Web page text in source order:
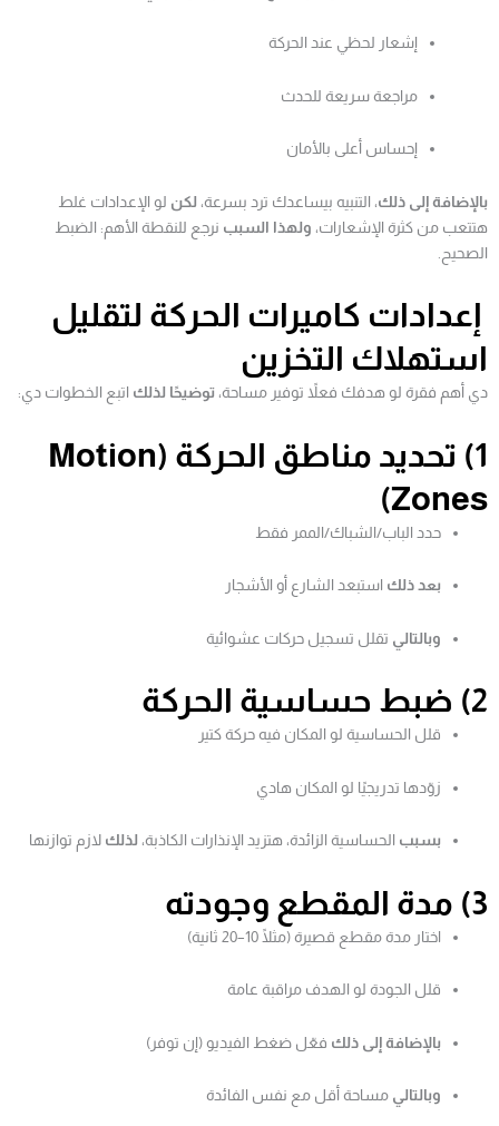
إشعار لحظي عند الحركة
مراجعة سريعة للحدث
إحساس أعلى بالأمان
بالإضافة إلى ذلك، التنبيه بيساعدك ترد بسرعة، لكن لو الإعدادات غلط
هتتعب من كثرة الإشعارات، ولهذا السبب نرجع للنقطة الأهم: الضبط
الصحيح.
إعدادات كاميرات الحركة لتقليل
استهلاك التخزين
دي أهم فقرة لو هدفك فعلاً توفير مساحة، توضيحًا لذلك اتبع الخطوات دي:
1) تحديد مناطق الحركة (Motion
Zones)
حدد الباب/الشباك/الممر فقط
بعد ذلك استبعد الشارع أو الأشجار
وبالتالي تقلل تسجيل حركات عشوائية
2) ضبط حساسية الحركة
قلل الحساسية لو المكان فيه حركة كتير
زوّدها تدريجيًا لو المكان هادي
بسبب الحساسية الزائدة، هتزيد الإنذارات الكاذبة، لذلك لازم توازنها
3) مدة المقطع وجودته
اختار مدة مقطع قصيرة (مثلًا 10–20 ثانية)
قلل الجودة لو الهدف مراقبة عامة
بالإضافة إلى ذلك فعّل ضغط الفيديو (إن توفر)
وبالتالي مساحة أقل مع نفس الفائدة